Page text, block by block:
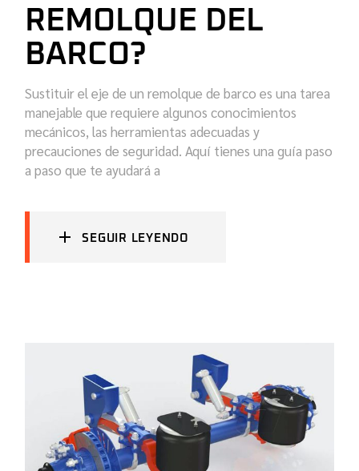
REMOLQUE DEL
BARCO?
Sustituir el eje de un remolque de barco es una tarea
manejable que requiere algunos conocimientos
mecánicos, las herramientas adecuadas y
precauciones de seguridad. Aquí tienes una guía paso
a paso que te ayudará a
SEGUIR LEYENDO